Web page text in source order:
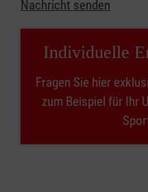
Nachricht senden
Individuelle
Fragen Sie hier
zum Beispiel für Ihr